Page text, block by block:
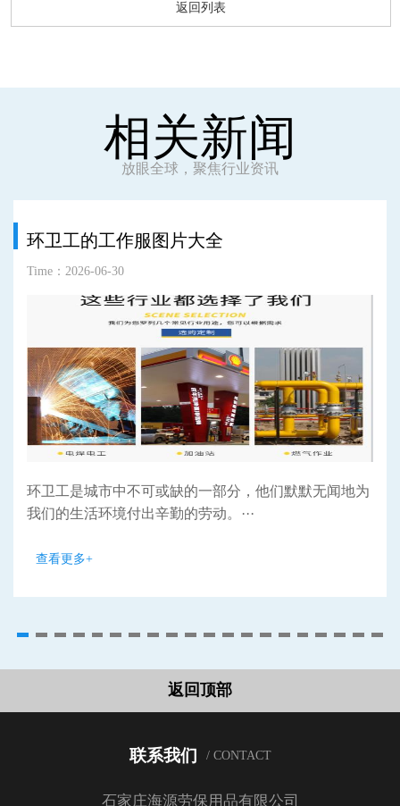
返回列表
相关新闻
放眼全球，聚焦行业资讯
环卫工的工作服图片大全
Time：2026-06-30
环卫工是城市中不可或缺的一部分，他们默默无闻地为
我们的生活环境付出辛勤的劳动。···
查看更多+
返回顶部
联系我们 / CONTACT
石家庄海源劳保用品有限公司